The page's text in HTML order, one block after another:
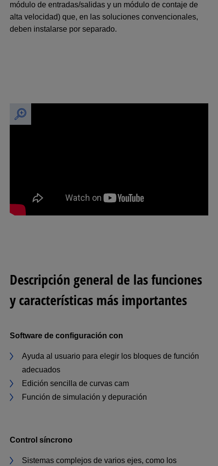
módulo de entradas/salidas y un módulo de contaje de
alta velocidad) que, en las soluciones convencionales,
deben instalarse por separado.
Descripción general de las funciones
y características más importantes
Software de configuración con
Ayuda al usuario para elegir los bloques de función
adecuados
Edición sencilla de curvas cam
Función de simulación y depuración
Control síncrono
Sistemas complejos de varios ejes, como los